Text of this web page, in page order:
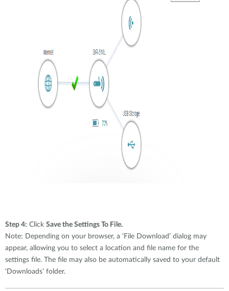
Step 4: Click Save the Settings To File.
Note: Depending on your browser, a ‘File Download’ dialog may
appear, allowing you to select a location and file name for the
settings file. The file may also be automatically saved to your default
‘Downloads’ folder.